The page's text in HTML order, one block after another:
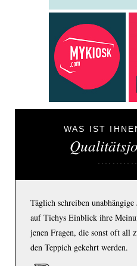
WAS IST
Täglich schreiben
auf Tichys Einblick ihre
jenen Fragen, die sonst oft all
den Teppich gekehrt werden.